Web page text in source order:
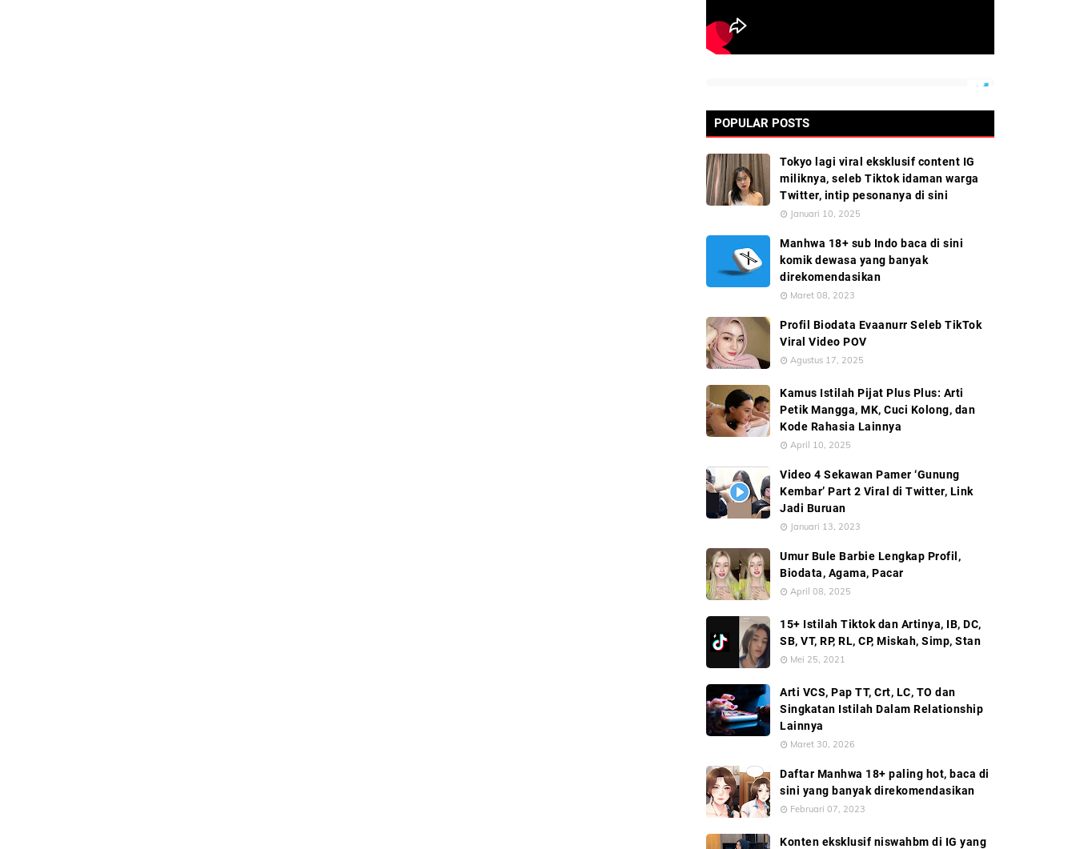
POPULAR POSTS
Tokyo lagi viral eksklusif content IG
miliknya, seleb Tiktok idaman warga
Twitter, intip pesonanya di sini
Januari 10, 2025
Manhwa 18+ sub Indo baca di sini
komik dewasa yang banyak
direkomendasikan
Maret 08, 2023
Profil Biodata Evaanurr Seleb TikTok
Viral Video POV
Agustus 17, 2025
Kamus Istilah Pijat Plus Plus: Arti
Petik Mangga, MK, Cuci Kolong, dan
Kode Rahasia Lainnya
April 10, 2025
Video 4 Sekawan Pamer ‘Gunung
Kembar’ Part 2 Viral di Twitter, Link
Jadi Buruan
Januari 13, 2023
Umur Bule Barbie Lengkap Profil,
Biodata, Agama, Pacar
April 08, 2025
15+ Istilah Tiktok dan Artinya, IB, DC,
SB, VT, RP, RL, CP, Miskah, Simp, Stan
Mei 25, 2021
Arti VCS, Pap TT, Crt, LC, TO dan
Singkatan Istilah Dalam Relationship
Lainnya
Maret 30, 2026
Daftar Manhwa 18+ paling hot, baca di
sini yang banyak direkomendasikan
Februari 07, 2023
Konten eksklusif niswahbm di IG yang